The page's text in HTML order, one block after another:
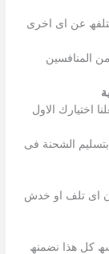
عن اى اخرى
المنافسین
اختیارك الاول
الشحنة فى
اى تلف او خدش
كل ھذا نضمنھ